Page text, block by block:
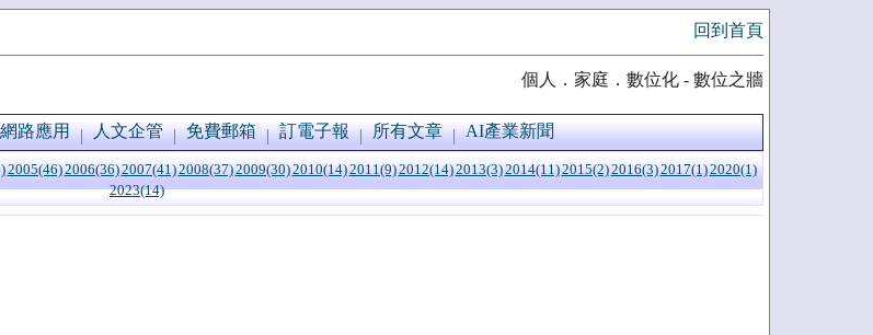
回到首頁
個人．家庭．數位化 - 數位之牆
網路應用 人文企管 免費郵箱 訂電子報 所有文章 AI產業新聞
2005(46)2006(36)2007(41)2008(37)2009(30)2010(14)2011(9)2012(14)2013(3)2014(11)2015(2)2016(3)2017(1)2020(1)
2023(14)